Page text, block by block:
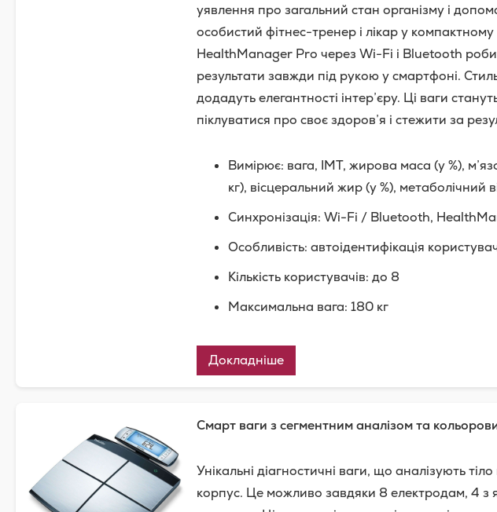
уявлення про загальний стан організму і
особистий фітнес-тренер і лікар у
HealthManager Pro через Wi-Fi і Bluetooth
результати завжди під рукою у смартфоні.
додадуть елегантності інтер’єру. Ці ваги
піклуватися про своє здоров’я і стежити за
Вимірює: вага, ІМТ, жирова маса (у %),
кг), вісцеральний жир (у %), метаболічний
Синхронізація: Wi-Fi / Bluetooth,
Особливість: автоідентифікація
Кількість користувачів: до 8
Максимальна вага: 180 кг
Докладніше
Смарт ваги з сегментним аналізом та
Унікальні діагностичні ваги, що аналізують
корпус. Це можливо завдяки 8 електродам, 4 з